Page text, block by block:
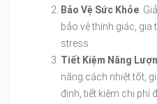
Bảo Vệ Sức Khỏe:
bảo vệ thính giác,
stress.
Tiết Kiệm Năng
năng cách nhiệt tốt,
định, tiết kiệm chi phí